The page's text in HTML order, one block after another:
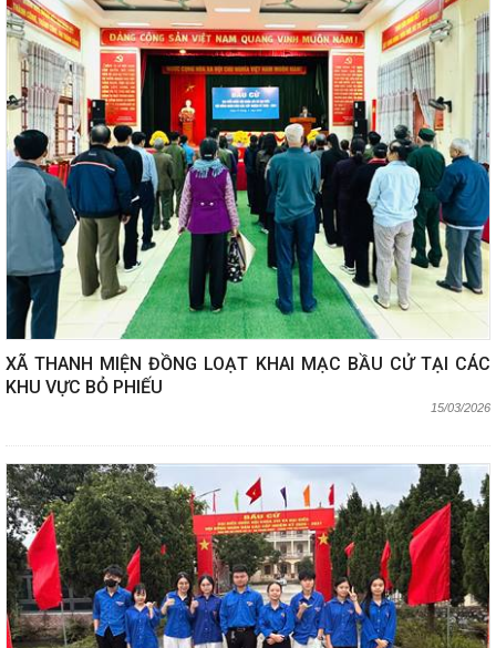
XÃ THANH MIỆN ĐỒNG LOẠT KHAI MẠC BẦU CỬ TẠI CÁC
KHU VỰC BỎ PHIẾU
15/03/2026